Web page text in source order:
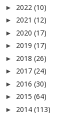
► 2022 (10)
► 2021 (12)
► 2020 (17)
► 2019 (17)
► 2018 (26)
► 2017 (24)
► 2016 (30)
► 2015 (64)
► 2014 (113)